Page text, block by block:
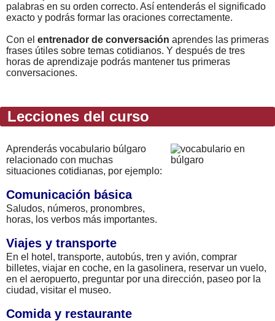
palabras en su orden correcto. Así entenderás el significado
exacto y podrás formar las oraciones correctamente.
Con el entrenador de conversación aprendes las primeras
frases útiles sobre temas cotidianos. Y después de tres
horas de aprendizaje podrás mantener tus primeras
conversaciones.
Lecciones del curso
Aprenderás vocabulario búlgaro
relacionado con muchas
situaciones cotidianas, por ejemplo:
Comunicación básica
Saludos, números, pronombres,
horas, los verbos más importantes.
Viajes y transporte
En el hotel, transporte, autobús, tren y avión, comprar
billetes, viajar en coche, en la gasolinera, reservar un vuelo,
en el aeropuerto, preguntar por una dirección, paseo por la
ciudad, visitar el museo.
Comida y restaurante